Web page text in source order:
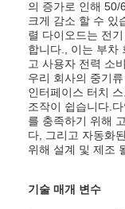
의 증가로 인해 50/
크게 감소 할 수 있
렬 다이오드는 전
합니다., 이는 부차
고 사용자 전력 소
우리 회사의 중기
인터페이스 터치
조작이 쉽습니다.
를 충족하기 위해
다, 그리고 자동화
위해 설계 및 제조
기술 매개 변수